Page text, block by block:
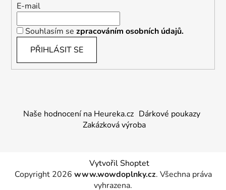
E-mail
Souhlasím se zpracováním osobních údajů.
PŘIHLÁSIT SE
Naše hodnocení na Heureka.cz Dárkové poukazy
Zakázková výroba
Vytvořil Shoptet
Copyright 2026 www.wowdoplnky.cz. Všechna práva
vyhrazena.